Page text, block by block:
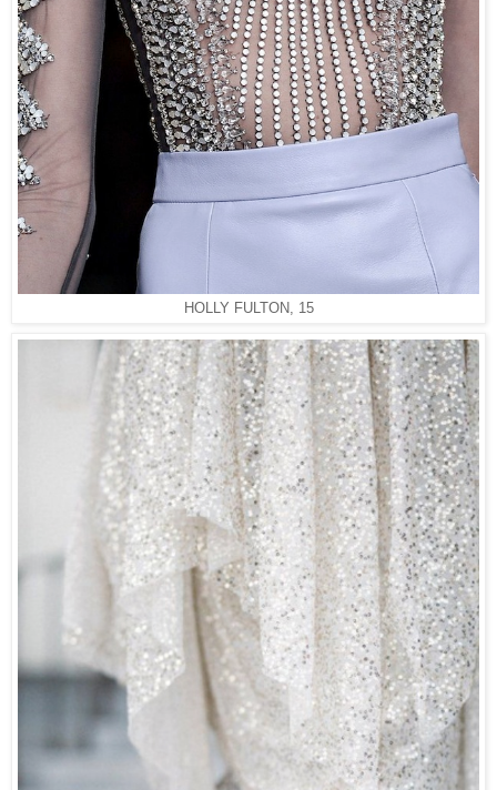
HOLLY FULTON, 15